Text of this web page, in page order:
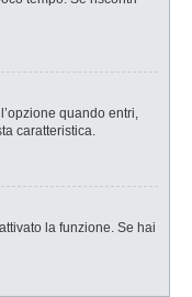
quando entri,
caratteristica.
la funzione. Se hai